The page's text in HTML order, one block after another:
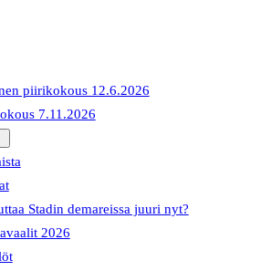
piirikokous 12.6.2026
7.11.2026
Stadin demareissa juuri nyt?
2026